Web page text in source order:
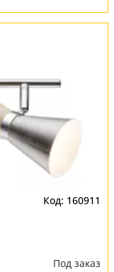
160911
Под заказ